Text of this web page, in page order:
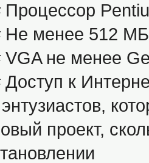
Процессор
Не менее 512
VGA не менее
Доступ к
проект,